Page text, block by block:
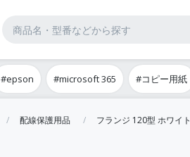
#epson #microsoft 365 #コピー用紙
配線保護用品 フランジ 120型 ホワイト